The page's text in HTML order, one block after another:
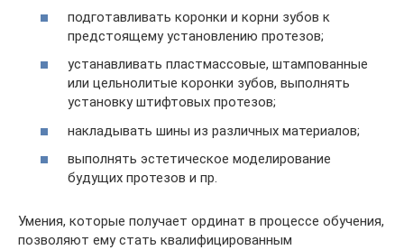
подготавливать коронки и корни зубов к
предстоящему установлению протезов;
устанавливать пластмассовые, штампованные
или цельнолитые коронки зубов, выполнять
установку штифтовых протезов;
накладывать шины из различных материалов;
выполнять эстетическое моделирование
будущих протезов и пр.
Умения, которые получает ординат в процессе обучения,
позволяют ему стать квалифицированным